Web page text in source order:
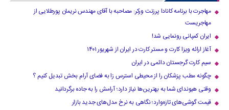
مهاجرت با برنامه کانادا پرزنت ورکر: مصاحبه با آقای مهندس نریمان پورطلایی از
مهاجریست
ایران کمپانی رونمایی شد!
آغاز ارائه ویزا کارت و مستر کارت در ایران از شهریور ۱۴۰۱
سیم کارت گرجستان دائمی در ایران
چگونه مطب پزشکان را از محیطی استرس زا به فضای آرام بخش تبدیل کنیم ؟
وقتی هیوندای شما به بهترین‌ها نیاز دارد؛ آرامش را به جاده برگردانید
قیمت گوشی‌های تازه‌وارد؛ نگاهی به نرخ مدل‌های جدید بازار